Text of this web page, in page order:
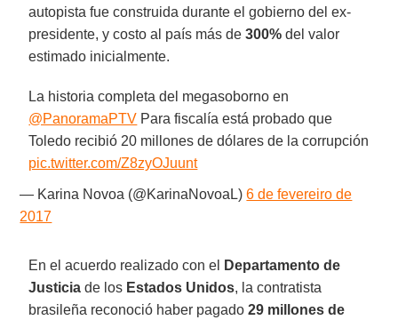
autopista fue construida durante el gobierno del ex-
presidente, y costo al país más de 300% del valor
estimado inicialmente.
La historia completa del megasoborno en
@PanoramaPTV Para fiscalía está probado que
Toledo recibió 20 millones de dólares de la corrupción
pic.twitter.com/Z8zyOJuunt
— Karina Novoa (@KarinaNovoaL)6 de fevereiro de
2017
En el acuerdo realizado con el
Departamento de
Justicia de los Estados Unidos, la contratista
brasileña reconoció haber pagado29 millones de